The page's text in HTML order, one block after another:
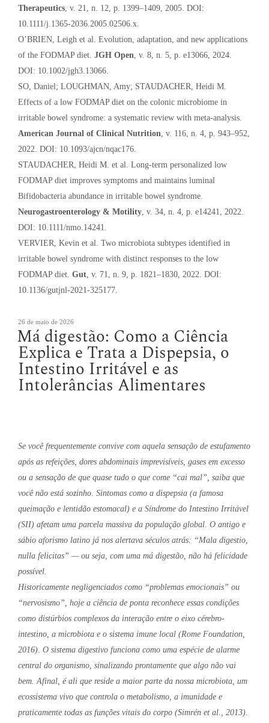
Therapeutics, v. 21, n. 12, p. 1399–1409, 2005. DOI:
10.1111/j.1365-2036.2005.02506.x.
O’BRIEN, Leigh et al. Evolution, adaptation, and new applications
of the FODMAP diet. JGH Open, v. 8, n. 5, p. e13066, 2024.
DOI: 10.1002/jgh3.13066.
SO, Daniel; LOUGHMAN, Amy; STAUDACHER, Heidi M.
Effects of a low FODMAP diet on the colonic microbiome in
irritable bowel syndrome: a systematic review with meta-analysis.
American Journal of Clinical Nutrition, v. 116, n. 4, p. 943–952,
2022. DOI: 10.1093/ajcn/nqac176.
STAUDACHER, Heidi M. et al. Long-term personalized low
FODMAP diet improves symptoms and maintains luminal
Bifidobacteria abundance in irritable bowel syndrome.
Neurogastroenterology & Motility, v. 34, n. 4, p. e14241, 2022.
DOI: 10.1111/nmo.14241.
VERVIER, Kevin et al. Two microbiota subtypes identified in
irritable bowel syndrome with distinct responses to the low
FODMAP diet. Gut, v. 71, n. 9, p. 1821–1830, 2022. DOI:
10.1136/gutjnl-2021-325177.
Publicado
em
26 de maio de 2026
Má digestão: Como a Ciência
Explica e Trata a Dispepsia, o
Intestino Irritável e as
Intolerâncias Alimentares
Se você frequentemente convive com aquela sensação de estufamento
após as refeições, dores abdominais imprevisíveis, gases em excesso
ou a sensação de que quase tudo o que come “cai mal”, saiba que
você não está sozinho. Sintomas como a dispepsia (a famosa
queimação e lentidão estomacal) e a Síndrome do Intestino Irritável
(SII) afetam uma parcela massiva da população global. O antigo e
sábio aforismo latino já nos alertava séculos atrás: “Mala digestio,
nulla felicitas” — ou seja, com uma má digestão, não há felicidade
possível.
Historicamente negligenciados como “problemas emocionais” ou
“nervosismo”, hoje a ciência de ponta reconhece essas condições
como distúrbios complexos da interação entre o eixo cérebro-
intestino, a microbiota e o sistema imune local (Rome Foundation,
2016). O sistema digestivo funciona como uma espécie de alarme
central do organismo, sinalizando prontamente que algo não vai
bem. Afinal, é ali que reside a maior parte da nossa microbiota, um
ecossistema vivo que controla o metabolismo, a imunidade e
praticamente todas as funções vitais do corpo (Simrén et al., 2013).